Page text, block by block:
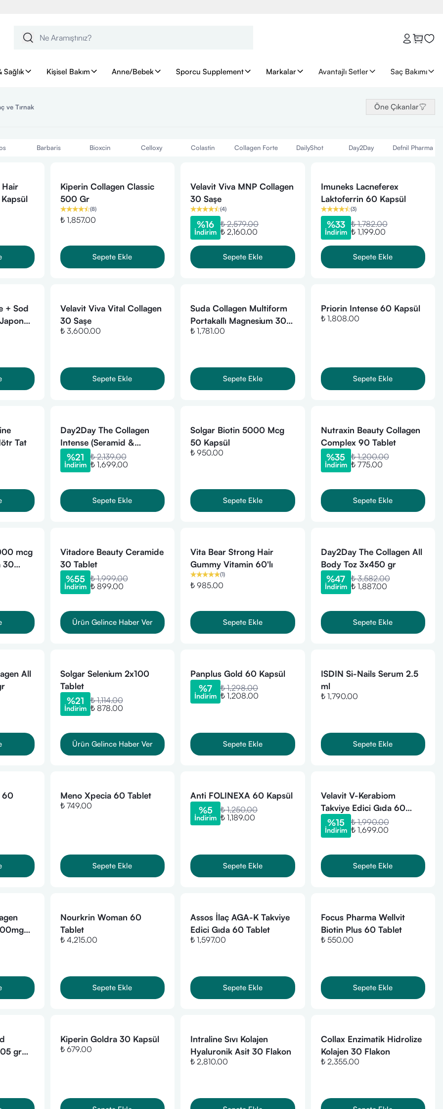
Sağlık Kişisel Bakım Anne/Bebek Sporcu Supplement Markalar Avantajlı Setler Saç Bakımı
ve Tırnak Öne Çıkanlar
Barbaris Bioxcin Celloxy Colastin Collagen Forte DailyShot Day2Day Defnil Pharma
Hair
Kiperin Collagen Classic
500 Gr
(8)
₺ 1,857.00
Sepete Ekle
Velavit Viva MNP Collagen
30 Saşe
(4)
%16
İndirim
₺ 2,579.00
₺ 2,160.00
Sepete Ekle
Imuneks Lacneferex
Laktoferrin 60 Kapsül
(3)
%33
İndirim
₺ 1,782.00
₺ 1,199.00
Sepete Ekle
+ Sod
-
Velavit Viva Vital Collagen
30 Saşe
₺ 3,600.00
Sepete Ekle
Suda Collagen Multiform
Portakallı Magnesium 30
Saşe 15 gr
₺ 1,781.00
Sepete Ekle
Priorin Intense 60 Kapsül
₺ 1,808.00
Sepete Ekle
Tat
Day2Day The Collagen
Intense (Seramid &
Resveratrol) Çilek Aromalı
30 Saşe
%21
İndirim
₺ 2,139.00
₺ 1,699.00
Sepete Ekle
Solgar Biotin 5000 Mcg
50 Kapsül
₺ 950.00
Sepete Ekle
Nutraxin Beauty Collagen
Complex 90 Tablet
%35
İndirim
₺ 1,200.00
₺ 775.00
Sepete Ekle
mcg
30
Vitadore Beauty Ceramide
30 Tablet
%55
İndirim
₺ 1,999.00
₺ 899.00
Ürün Gelince Haber Ver
Vita Bear Strong Hair
Gummy Vitamin 60'lı
(1)
₺ 985.00
Sepete Ekle
Day2Day The Collagen All
Body Toz 3x450 gr
%47
İndirim
₺ 3,582.00
₺ 1,887.00
Sepete Ekle
All
Solgar Selenium 2x100
Tablet
%21
İndirim
₺ 1,114.00
₺ 878.00
Ürün Gelince Haber Ver
Panplus Gold 60 Kapsül
%7
İndirim
₺ 1,298.00
₺ 1,208.00
Sepete Ekle
ISDIN Si-Nails Serum 2.5
ml
₺ 1,790.00
Sepete Ekle
60
Meno Xpecia 60 Tablet
₺ 749.00
Sepete Ekle
Anti FOLINEXA 60 Kapsül
%5
İndirim
₺ 1,250.00
₺ 1,189.00
Sepete Ekle
Velavit V-Kerabiom
Takviye Edici Gıda 60
Kapsül
%15
İndirim
₺ 1,990.00
₺ 1,699.00
Sepete Ekle
Nourkrin Woman 60
Tablet
₺ 4,215.00
Sepete Ekle
Assos İlaç AGA-K Takviye
Edici Gıda 60 Tablet
₺ 1,597.00
Sepete Ekle
Focus Pharma Wellvit
Biotin Plus 60 Tablet
₺ 550.00
Sepete Ekle
gr
Kiperin Goldra 30 Kapsül
₺ 679.00
Intraline Sıvı Kolajen
Hyaluronik Asit 30 Flakon
₺ 2,810.00
Collax Enzimatik Hidrolize
Kolajen 30 Flakon
₺ 2,355.00